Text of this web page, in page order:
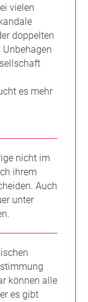
vielen
doppelten
es mehr
nicht im
ihrem
Auch
unter
können alle
es gibt